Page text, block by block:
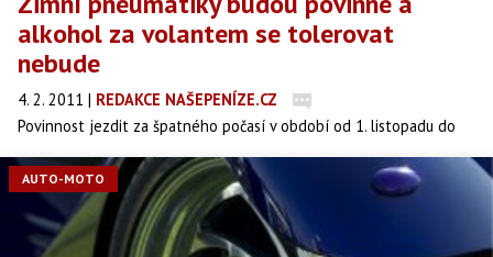
alkohol za volantem se tolerovat
nebude
4. 2. 2011 | REDAKCE NAŠEPENÍZE.CZ
Povinnost jezdit za špatného počasí v období od 1. listopadu do
31. března se zimními pneumatikami zavádí novela zákona o
provozu na pozemních komunikacích, kterou poslanci schválili v
pátek. Zároveň odmítli možnost, aby řidiči s 0,3 promile alkoholu v
krvi unikli bodovému trestu.
AUTO-MOTO